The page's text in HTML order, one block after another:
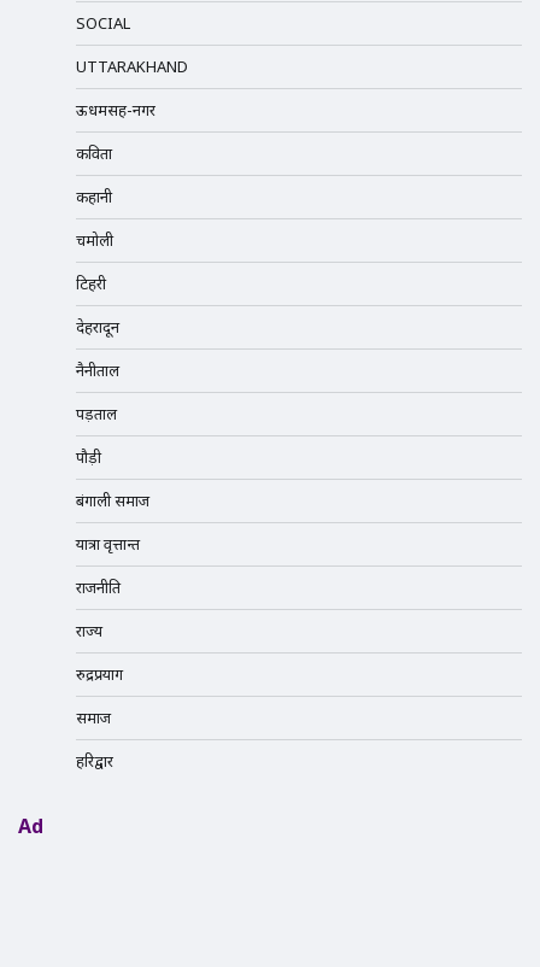
SOCIAL
UTTARAKHAND
ऊधमसिंह-नगर
कविता
कहानी
चमोली
टिहरी
देहरादून
नैनीताल
पड़ताल
पौड़ी
बंगाली समाज
यात्रा वृत्तान्त
राजनीति
राज्य
रुद्रप्रयाग
समाज
हरिद्वार
Ad